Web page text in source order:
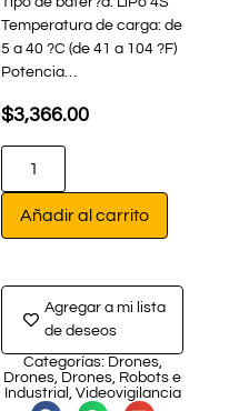
Temperatura de carga: de
5 a 40 ?C (de 41 a 104 ?F)
Potencia…
$3,366.00
Añadir al carrito
Agregar a mi lista
de deseos
Categorías: Drones,
Drones, Drones, Robots e
Industrial , Videovigilancia